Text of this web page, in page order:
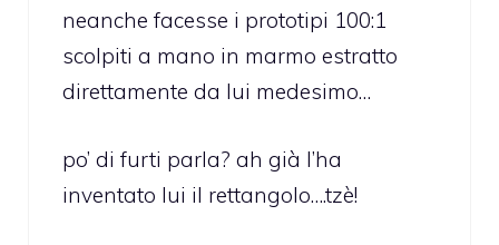
neanche facesse i prototipi 100:1
scolpiti a mano in marmo estratto
direttamente da lui medesimo…
po’ di furti parla? ah già l’ha
inventato lui il rettangolo….tzè!